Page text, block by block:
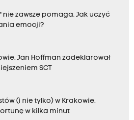
nie zawsze pomaga. Jak uczyć
emocji?
Jan Hoffman zadeklarował
SCT
(i nie tylko) w Krakowie.
w kilka minut